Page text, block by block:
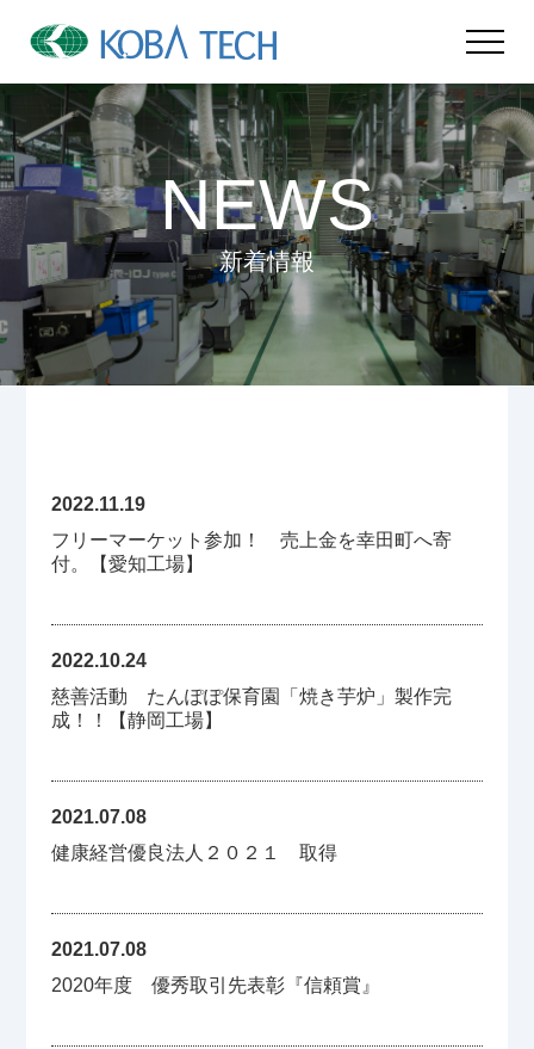
NEWS
新着情報
2022.11.19
フリーマーケット参加！ 売上金を幸田町へ寄
付。【愛知工場】
2022.10.24
慈善活動 たんぽぽ保育園「焼き芋炉」製作完
成！！【静岡工場】
2021.07.08
健康経営優良法人２０２１ 取得
2021.07.08
2020年度 優秀取引先表彰『信頼賞』